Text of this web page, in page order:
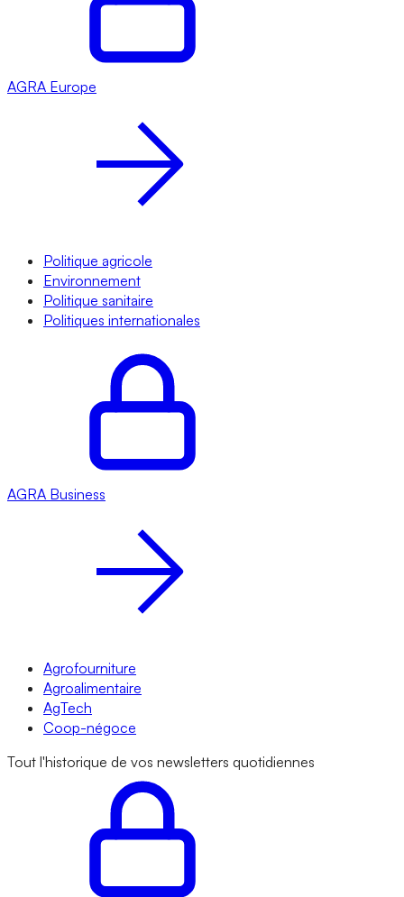
AGRA Europe
Politique agricole
Environnement
Politique sanitaire
Politiques internationales
AGRA Business
Agrofourniture
Agroalimentaire
AgTech
Coop-négoce
Tout l'historique de vos newsletters quotidiennes